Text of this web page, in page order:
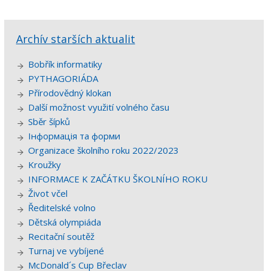
Archív starších aktualit
Bobřík informatiky
PYTHAGORIÁDA
Přírodovědný klokan
Další možnost využití volného času
Sběr šípků
Інформація та форми
Organizace školního roku 2022/2023
Kroužky
INFORMACE K ZAČÁTKU ŠKOLNÍHO ROKU
Život včel
Ředitelské volno
Dětská olympiáda
Recitační soutěž
Turnaj ve vybíjené
McDonald´s Cup Břeclav